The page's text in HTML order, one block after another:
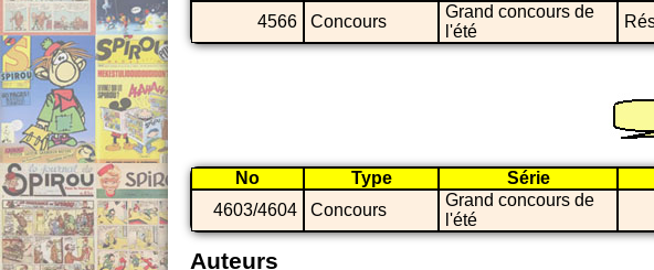
4566 Concours
Grand concours de
l'été
No Type Série
4603/4604
Concours
Grand concours de
l'été
Auteurs